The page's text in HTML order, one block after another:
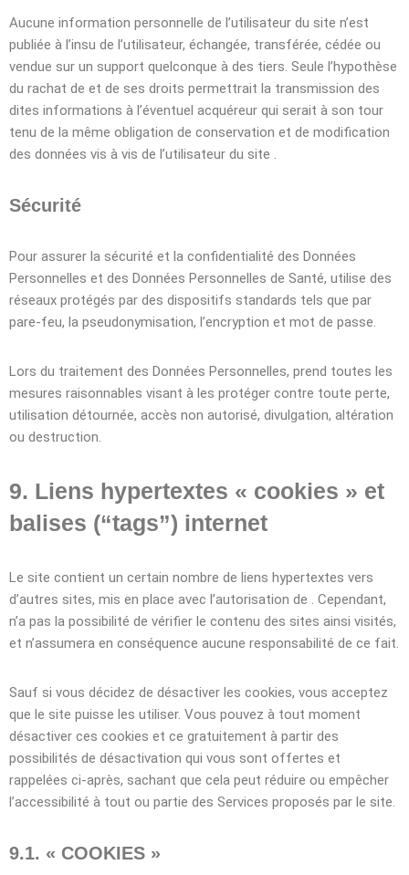
Aucune information personnelle de l’utilisateur du site n’est
publiée à l’insu de l’utilisateur, échangée, transférée, cédée ou
vendue sur un support quelconque à des tiers. Seule l’hypothèse
du rachat de et de ses droits permettrait la transmission des
dites informations à l’éventuel acquéreur qui serait à son tour
tenu de la même obligation de conservation et de modification
des données vis à vis de l’utilisateur du site .
Sécurité
Pour assurer la sécurité et la confidentialité des Données
Personnelles et des Données Personnelles de Santé, utilise des
réseaux protégés par des dispositifs standards tels que par
pare-feu, la pseudonymisation, l’encryption et mot de passe.
Lors du traitement des Données Personnelles, prend toutes les
mesures raisonnables visant à les protéger contre toute perte,
utilisation détournée, accès non autorisé, divulgation, altération
ou destruction.
9. Liens hypertextes « cookies » et
balises (“tags”) internet
Le site contient un certain nombre de liens hypertextes vers
d’autres sites, mis en place avec l’autorisation de . Cependant,
n’a pas la possibilité de vérifier le contenu des sites ainsi visités,
et n’assumera en conséquence aucune responsabilité de ce fait.
Sauf si vous décidez de désactiver les cookies, vous acceptez
que le site puisse les utiliser. Vous pouvez à tout moment
désactiver ces cookies et ce gratuitement à partir des
possibilités de désactivation qui vous sont offertes et
rappelées ci-après, sachant que cela peut réduire ou empêcher
l’accessibilité à tout ou partie des Services proposés par le site.
9.1. « COOKIES »